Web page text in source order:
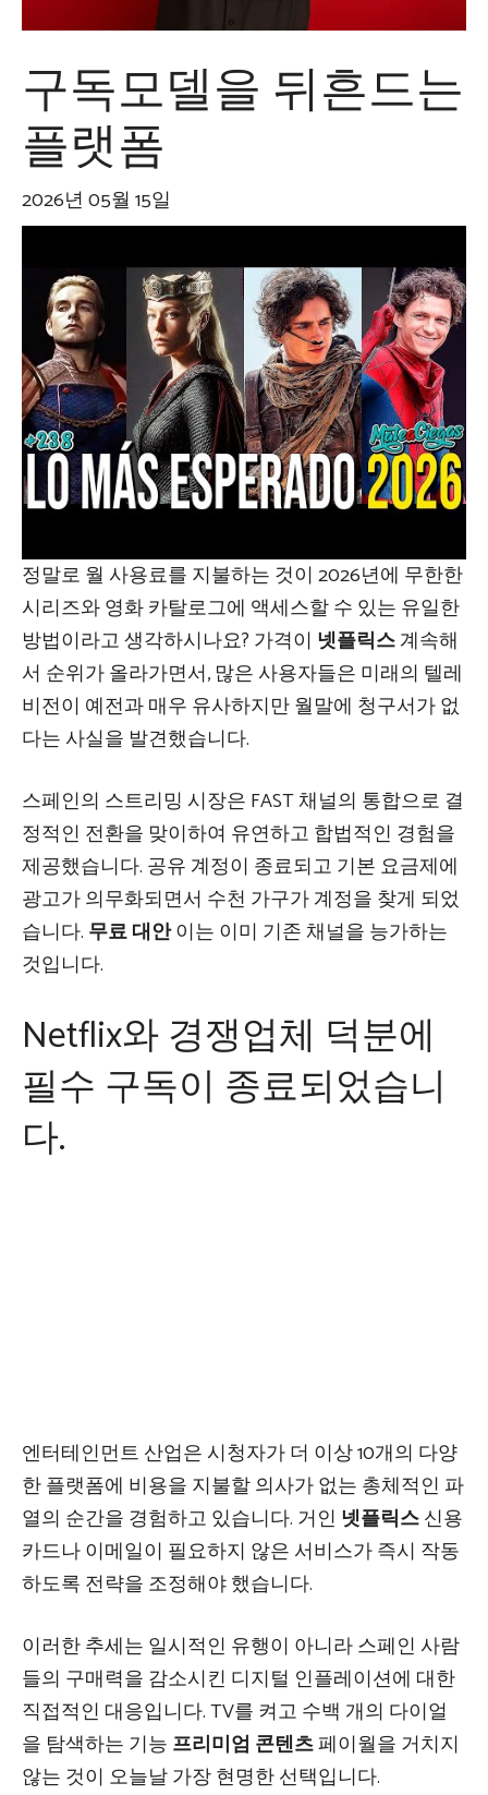
구독모델을 뒤흔드는
플랫폼
2026년 05월 15일
정말로 월 사용료를 지불하는 것이 2026년에 무한한
시리즈와 영화 카탈로그에 액세스할 수 있는 유일한
방법이라고 생각하시나요? 가격이 넷플릭스계속해
서 순위가 ​​올라가면서, 많은 사용자들은 미래의 텔레
비전이 예전과 매우 유사하지만 월말에 청구서가 없
다는 사실을 발견했습니다.
스페인의 스트리밍 시장은 FAST 채널의 통합으로 결
정적인 전환을 맞이하여 유연하고 합법적인 경험을
제공했습니다. 공유 계정이 종료되고 기본 요금제에
광고가 의무화되면서 수천 가구가 계정을 찾게 되었
습니다. 무료 대안이는 이미 기존 채널을 능가하는
것입니다.
Netflix와 경쟁업체 덕분에
필수 구독이 종료되었습니
다.
엔터테인먼트 산업은 시청자가 더 이상 10개의 다양
한 플랫폼에 비용을 지불할 의사가 없는 총체적인 파
열의 순간을 경험하고 있습니다. 거인 넷플릭스신용
카드나 이메일이 필요하지 않은 서비스가 즉시 작동
하도록 전략을 조정해야 했습니다.
이러한 추세는 일시적인 유행이 아니라 스페인 사람
들의 구매력을 감소시킨 디지털 인플레이션에 대한
직접적인 대응입니다. TV를 켜고 수백 개의 다이얼
을 탐색하는 기능 프리미엄 콘텐츠페이월을 거치지
않는 것이 오늘날 가장 현명한 선택입니다.